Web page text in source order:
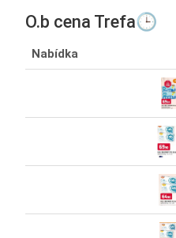
O.b cena Trefa🕒
Nabídka